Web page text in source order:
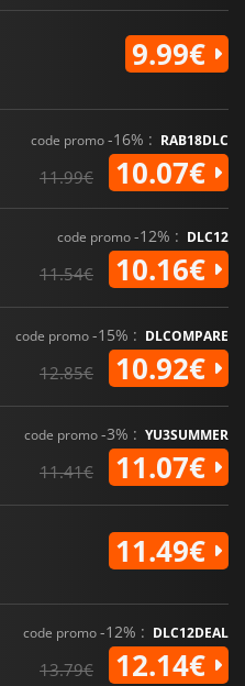
9.99€
code promo-16% : RAB18DLC
11.99€ 10.07€
code promo-12% : DLC12
11.54€ 10.16€
code promo-15% : DLCOMPARE
12.85€ 10.92€
code promo-3% : YU3SUMMER
11.41€ 11.07€
11.49€
code promo-12% : DLC12DEAL
13.79€ 12.14€